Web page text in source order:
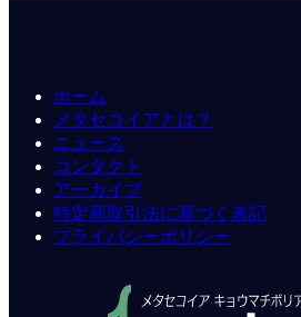
ホーム
メタセコイアとは？
ニュース
コンタクト
アーカイブ
特定商取引法に基づく表記
プライバシーポリシー